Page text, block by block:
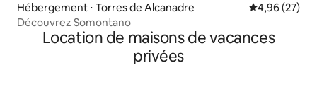
Hébergement ⋅ Torres de Alcanadre Évaluation
4,96 (27)
Découvrez Somontano
Location de maisons de vacances
privées